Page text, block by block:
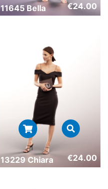
11645 Bella €24.00
13229 Chiara €24.00